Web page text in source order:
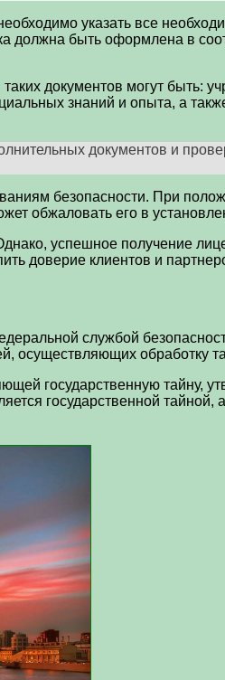
указать все
должна быть оформлена в
документов могут быть:
знаний и опыта, а
документов и
безопасности. При
обжаловать его в
успешное получение
доверие клиентов и
службой
осуществляющих обработку
государственную тайну,
государственной тайной,